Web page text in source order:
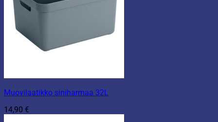
Muovilaatikko siniharmaa 32L
14,90 €